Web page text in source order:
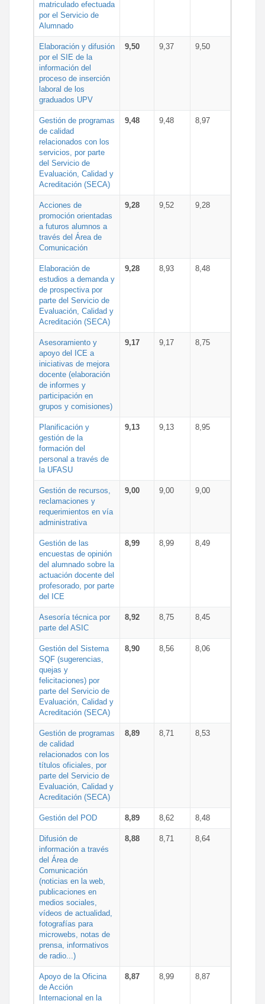
matriculado efectuada
por el Servicio de
Alumnado
Elaboración y difusión
por el SIE de la
información del
proceso de inserción
laboral de los
graduados UPV
9,50 9,37 9,50
Gestión de programas
de calidad
relacionados con los
servicios, por parte
del Servicio de
Evaluación, Calidad y
Acreditación (SECA)
9,48 9,48 8,97
Acciones de
promoción orientadas
a futuros alumnos a
través del Área de
Comunicación
9,28 9,52 9,28
Elaboración de
estudios a demanda y
de prospectiva por
parte del Servicio de
Evaluación, Calidad y
Acreditación (SECA)
9,28 8,93 8,48
Asesoramiento y
apoyo del ICE a
iniciativas de mejora
docente (elaboración
de informes y
participación en
grupos y comisiones)
9,17 9,17 8,75
Planificación y
gestión de la
formación del
personal a través de
la UFASU
9,13 9,13 8,95
Gestión de recursos,
reclamaciones y
requerimientos en vía
administrativa
9,00 9,00 9,00
Gestión de las
encuestas de opinión
del alumnado sobre la
actuación docente del
profesorado, por parte
del ICE
8,99 8,99 8,49
Asesoría técnica por
parte del ASIC
8,92 8,75 8,45
Gestión del Sistema
SQF (sugerencias,
quejas y
felicitaciones) por
parte del Servicio de
Evaluación, Calidad y
Acreditación (SECA)
8,90 8,56 8,06
Gestión de programas
de calidad
relacionados con los
títulos oficiales, por
parte del Servicio de
Evaluación, Calidad y
Acreditación (SECA)
8,89 8,71 8,53
Gestión del POD 8,89 8,62 8,48
Difusión de
información a través
del Área de
Comunicación
(noticias en la web,
publicaciones en
medios sociales,
vídeos de actualidad,
fotografías para
microwebs, notas de
prensa, informativos
de radio...)
8,88 8,71 8,64
Apoyo de la Oficina
de Acción
Internacional en la
8,87 8,99 8,87